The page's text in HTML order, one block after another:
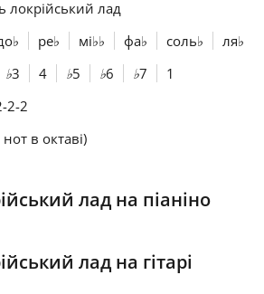
локрійський лад
♭ ре♭ мі♭♭ фа♭ соль♭ ля♭
♭3 4 ♭5 ♭6 ♭7 1
2-2
в октаві)
лад на піаніно
лад на гітарі